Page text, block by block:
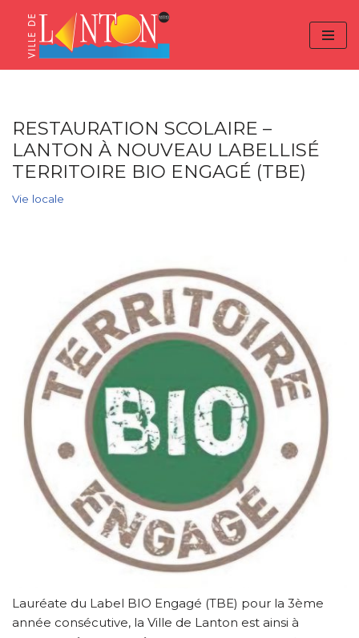
Content
navigation
Aller
RESTAURATION SCOLAIRE –
LANTON À NOUVEAU LABELLISÉ
TERRITOIRE BIO ENGAGÉ (TBE)
Vie locale
Lauréate du Label BIO Engagé (TBE) pour la 3ème
année consécutive, la Ville de Lanton est ainsi à
Panneau de gestion des cookies